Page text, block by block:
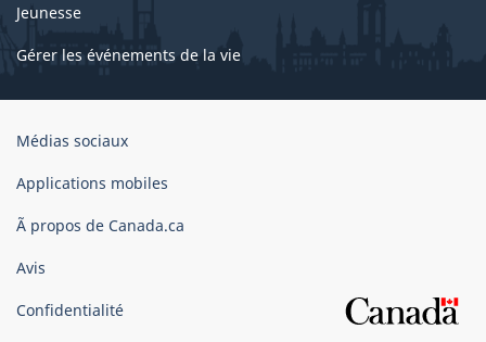
Jeunesse
Gérer les événements de la vie
Organisation
gouvernement
Canada
Médias sociaux
Applications mobiles
Ã propos de Canada.ca
Avis
Confidentialité